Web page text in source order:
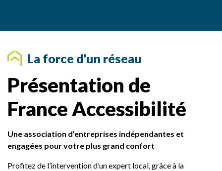
La force d'un réseau
Présentation de
France Accessibilité
Une association d’entreprises indépendantes et
engagées pour votre plus grand confort
Profitez de l’intervention d’un expert local, grâce à la